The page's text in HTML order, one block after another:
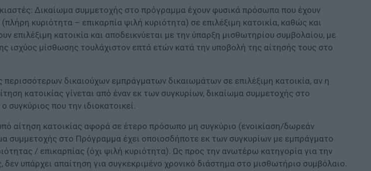
Δικαίωμα συμμετοχής στο πρόγραμμα έχουν φυσικά πρόσωπα που έχουν
κυριότητα – επικαρπία ψιλή κυριότητα) σε επιλέξιμη κατοικία, καθώς και
επιλέξιμη κατοικία και αποδεικνύεται με την ύπαρξη μισθωτηρίου συμβολαίου, με
ισχύος μίσθωσης τουλάχιστον επτά ετών κατά την υποβολή της αίτησής τους στο
δικαιούχων εμπράγματων δικαιωμάτων σε επιλέξιμη κατοικία, αν η
κατοικίας γίνεται από έναν εκ των συγκυρίων, δικαίωμα συμμετοχής στο
συγκύριος που την ιδιοκατοικεί.
αίτηση κατοικίας αφορά σε έτερο πρόσωπο μη συγκύριο (ενοικίαση/δωρεάν
συμμετοχής στο Πρόγραμμα έχει οποιοσδήποτε εκ των συγκυρίων με εμπράγματο
/ επικαρπίας (όχι ψιλή κυριότητα). Ως προς την ανωτέρω κατηγορία για την
δεν υπάρχει απαίτηση για συγκεκριμένο χρονικό διάστημα στο μισθωτήριο συμβόλαιο.